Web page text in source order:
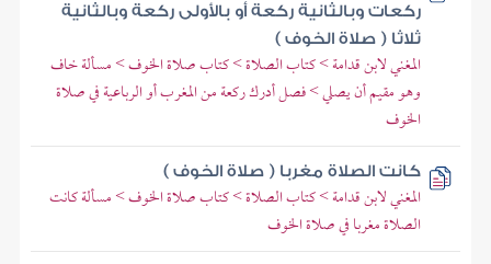
ركعات وبالثانية ركعة أو بالأولى ركعة وبالثانية
ثلاثا ( صلاة الخوف )
المغني لابن قدامة > كتاب الصلاة > كتاب صلاة الخوف > مسألة خاف
وهو مقيم أن يصلي > فصل أدرك ركعة من المغرب أو الرباعية في صلاة
الخوف
كانت الصلاة مغربا ( صلاة الخوف )
المغني لابن قدامة > كتاب الصلاة > كتاب صلاة الخوف > مسألة كانت
الصلاة مغربا في صلاة الخوف